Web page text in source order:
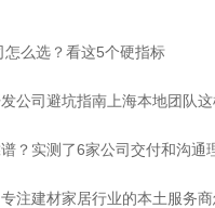
么选？看这5个硬指标
公司避坑指南上海本地团队这
？实测了6家公司交付和沟通
注建材家居行业的本土服务